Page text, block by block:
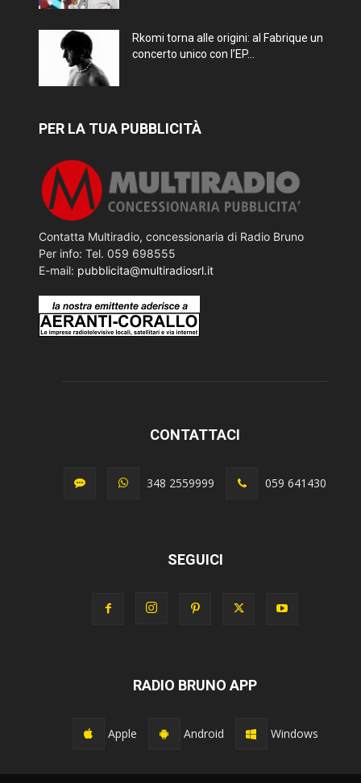
Rkomi torna alle origini: al Fabrique un
concerto unico con l’EP...
PER LA TUA PUBBLICITÀ
Contatta Multiradio, concessionaria di Radio Bruno
Per info: Tel. 059 698555
E-mail: pubblicita@multiradiosrl.it
CONTATTACI
348 2559999 059 641430
SEGUICI
RADIO BRUNO APP
Apple Android Windows